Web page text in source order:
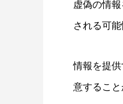
虚偽の情
される可能
情報を提
意すること